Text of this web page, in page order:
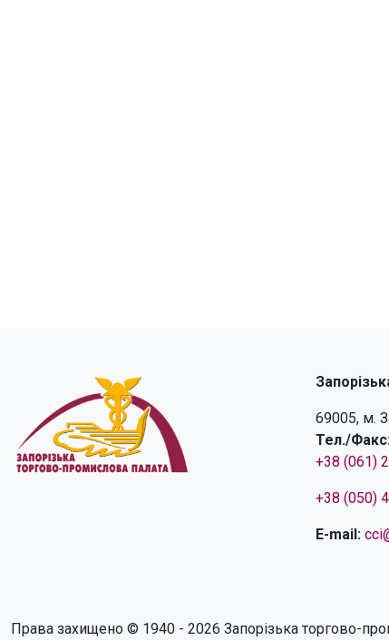
69005, м.
Тел./
+38 (061)
+38 (050)
E-mail:
Права захищено © 1940 - 2026 Запорізька торгово-